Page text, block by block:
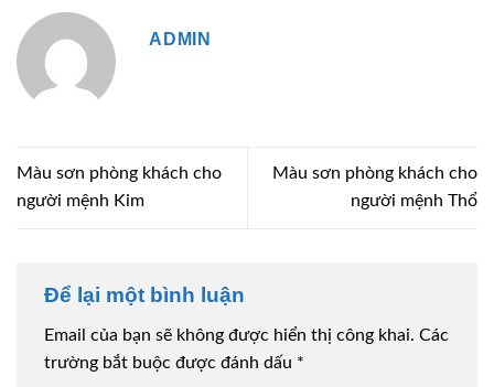
ADMIN
Màu sơn phòng khách cho
người mệnh Kim
Màu sơn phòng khách cho
người mệnh Thổ
Để lại một bình luận
Email của bạn sẽ không được hiển thị công khai. Các
trường bắt buộc được đánh dấu *